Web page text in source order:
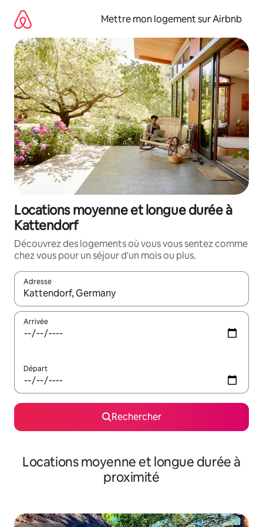
directement
contenu
Mettre mon logement sur Airbnb
Locations moyenne et longue durée à
Kattendorf
Découvrez des logements où vous vous sentez comme
chez vous pour un séjour d'un mois ou plus.
Adresse
Lorsque les résultats s'affichent, utilisez les flèches vers le
Arrivée
Départ
Rechercher
Locations moyenne et longue durée à
proximité